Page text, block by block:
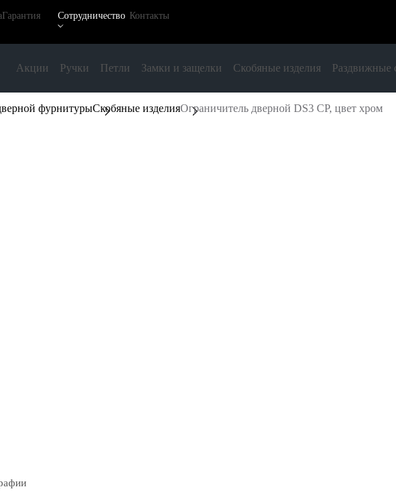
Гарантия Сотрудничество Контакты
Акции Ручки Петли Замки и защелки Скобяные изделия Раздвижные
фурнитурыСкобяные изделияОграничитель дверной DS3 CP, цвет хром